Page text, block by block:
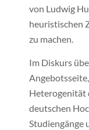
von Ludwig
heuristischen
zu machen.
Im Diskurs
Heterogenität
deutschen
Studiengänge